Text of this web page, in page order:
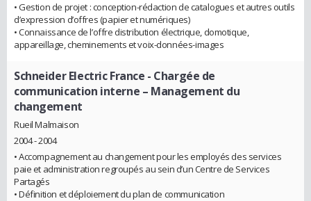
• Gestion de projet : conception-rédaction de catalogues et autres outils
d’expression d’offres (papier et numériques)
• Connaissance de l’offre distribution électrique, domotique,
appareillage, cheminements et voix-données-images
Schneider Electric France - Chargée de
communication interne – Management du
changement
Rueil Malmaison
2004 - 2004
• Accompagnement au changement pour les employés des services
paie et administration regroupés au sein d’un Centre de Services
Partagés
• Définition et déploiement du plan de communication